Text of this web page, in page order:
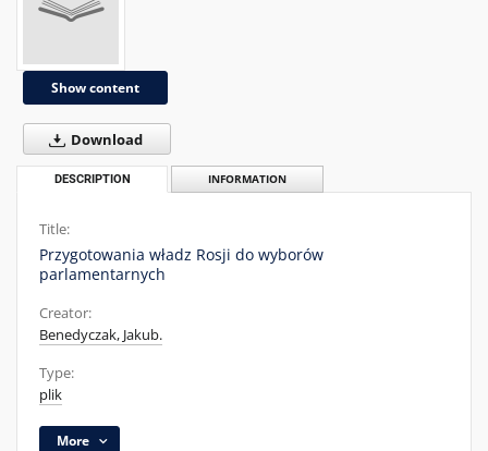
Show content
Download
DESCRIPTION INFORMATION
Title:
Przygotowania władz Rosji do wyborów
parlamentarnych
Creator:
Benedyczak, Jakub.
Type:
plik
More